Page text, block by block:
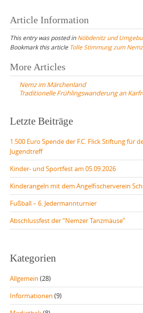
Article Information
This entry was posted inNöbdenitz und
Bookmark this article Tolle Stimmung zum
Post
navigation
More Articles
Nemz im Märchenland
Traditionelle Frühlingswanderung an
Letzte Beiträge
1.500 Euro Spende der F.C. Flick Stiftung für
Jugendtreff
Kinder- und Sportfest am 05.09.2026
Kinderangeln mit dem Angelfischerverein
Fußball – 6. Jedermannturnier
Abschlussfest der “Nemzer Tanzmäuse”
Kategorien
Allgemein (28)
Informationen (9)